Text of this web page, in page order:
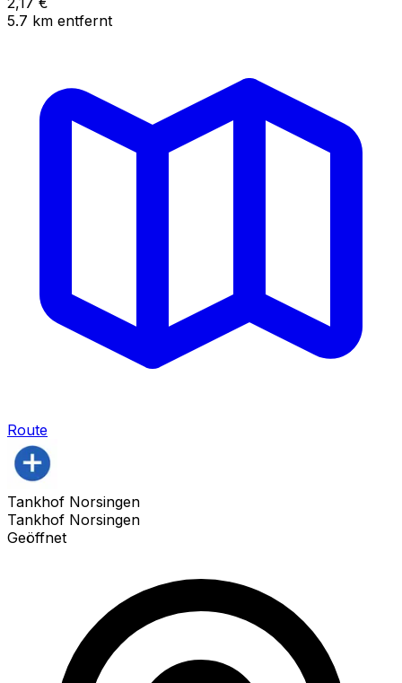
5.7 km entfernt
Route
Tankhof Norsingen
Tankhof Norsingen
Geöffnet